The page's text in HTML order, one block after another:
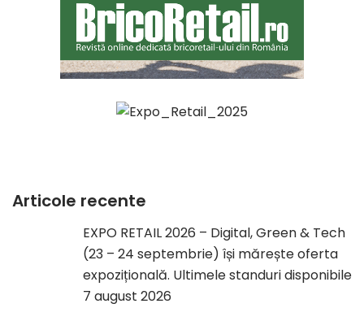
Articole recente
EXPO RETAIL 2026 – Digital, Green & Tech
(23 – 24 septembrie) își mărește oferta
expozițională. Ultimele standuri disponibile
7 august 2026